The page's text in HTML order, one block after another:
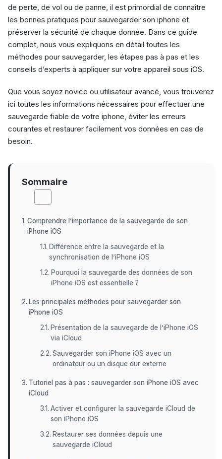
de perte, de vol ou de panne, il est primordial de connaître
les bonnes pratiques pour sauvegarder son iphone et
préserver la sécurité de chaque donnée. Dans ce guide
complet, nous vous expliquons en détail toutes les
méthodes pour sauvegarder, les étapes pas à pas et les
conseils d’experts à appliquer sur votre appareil sous iOS.
Que vous soyez novice ou utilisateur avancé, vous trouverez
ici toutes les informations nécessaires pour effectuer une
sauvegarde fiable de votre iphone, éviter les erreurs
courantes et restaurer facilement vos données en cas de
besoin.
Sommaire
Comprendre l’importance de la sauvegarde de son
iPhone iOS
Différence entre la sauvegarde et la
synchronisation de l’iPhone iOS
Pourquoi la sauvegarde des données de son
iPhone iOS est essentielle ?
Les principales méthodes pour sauvegarder son
iPhone iOS
Présentation de la sauvegarde de l’iPhone iOS
via iCloud
Sauvegarder son iPhone iOS avec un
ordinateur ou un disque dur externe
Tutoriel pas à pas : sauvegarder son iPhone iOS avec
iCloud
Activer et configurer la sauvegarde iCloud de
son iPhone iOS
Restaurer ses données depuis une
sauvegarde iCloud